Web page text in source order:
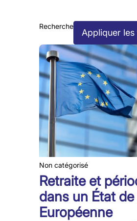
Recherche
Appliquer
Non catégorisé
Retraite et
dans un État de
Européenne